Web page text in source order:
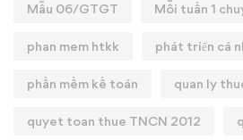
Mẫu 06/GTGT Mỗi tuần 1
phan mem htkk phát triển cá
phần mềm kế toán quan ly
quyet toan thue TNCN 2012